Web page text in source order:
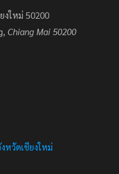
งใหม่ 50200
Chiang Mai 50200
หวัดเชียงใหม่